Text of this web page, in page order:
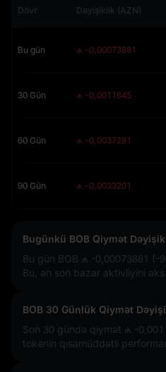
Dövr Dəyişiklik (AZN)
Bu gün ₼ -0,00073881
30 Gün ₼ -0,0011645
60 Gün ₼ -0,0037281
90 Gün ₼ -0,0033201
Bugünkü BOB Qiymət
Bu gün BOB ₼ -0,00073881 (-
Bu, ən son bazar aktivliyini əks
BOB 30 Günlük Qiymət
Son 30 gündə qiymət ₼ -
tokenin qısamüddətli